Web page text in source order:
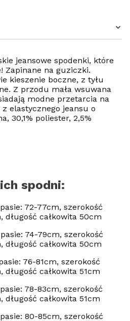
jeansowe spodenki, które
Zapinane na guziczki.
kieszenie boczne, z tyłu
Z przodu mała wsuwana
modne przetarcia na
elastycznego jeansu o
30,1% poliester, 2,5%
spodni:
72-77cm, szerokość
długość całkowita 50cm
74-79cm, szerokość
długość całkowita 50cm
76-81cm, szerokość
całkowita 51cm
78-83cm, szerokość
całkowita 51cm
80-85cm, szerokość